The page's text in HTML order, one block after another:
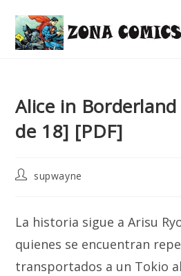
content
Alice in
de 18] [PDF]
Postsupwayne
La historia sigue a Arisu
quienes se encuentran
transportados a un Tokio